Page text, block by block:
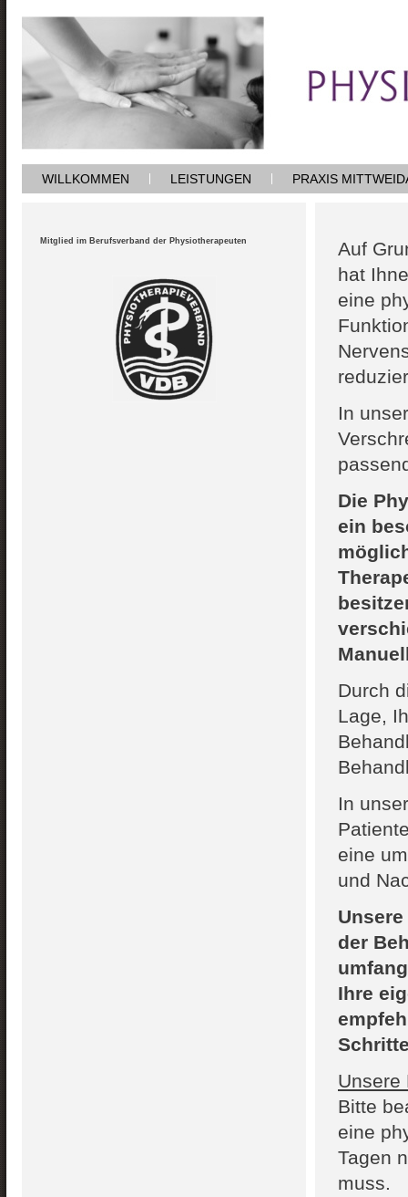
WILLKOMMEN LEISTUNGEN PRAXIS
Mitglied im Berufsverband der Physiotherapeuten
Auf
hat
eine
In
Die
ein
Durch
Lage,
In
eine
und
der
Ihre
Unsere
Bitte
eine
Tagen
muss.